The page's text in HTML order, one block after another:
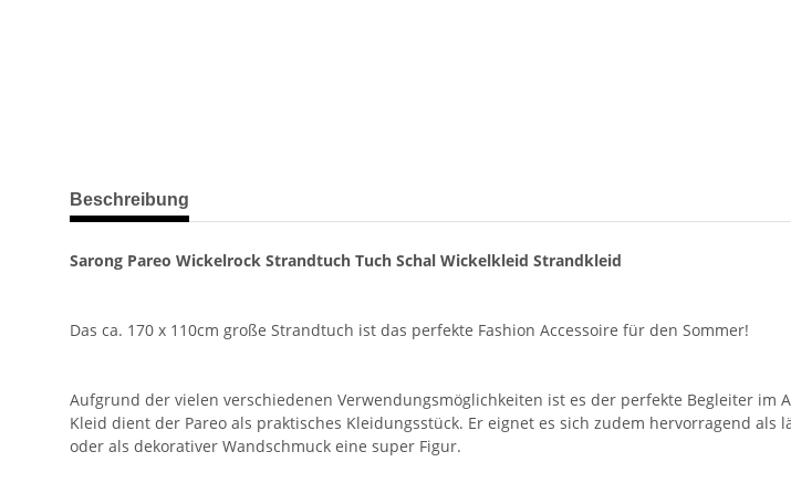
weitere Registerkarten anzeigen
Beschreibung
Sarong Pareo Wickelrock Strandtuch Tuch Schal Wickelkleid Strandkleid
Das ca. 170 x 110cm große Strandtuch ist das perfekte Fashion Accessoire für den Sommer!
Aufgrund der vielen verschiedenen Verwendungsmöglichkeiten ist es der perfekte Begleiter
Kleid dient der Pareo als praktisches Kleidungsstück. Er eignet es sich zudem hervorragend
oder als dekorativer Wandschmuck eine super Figur.